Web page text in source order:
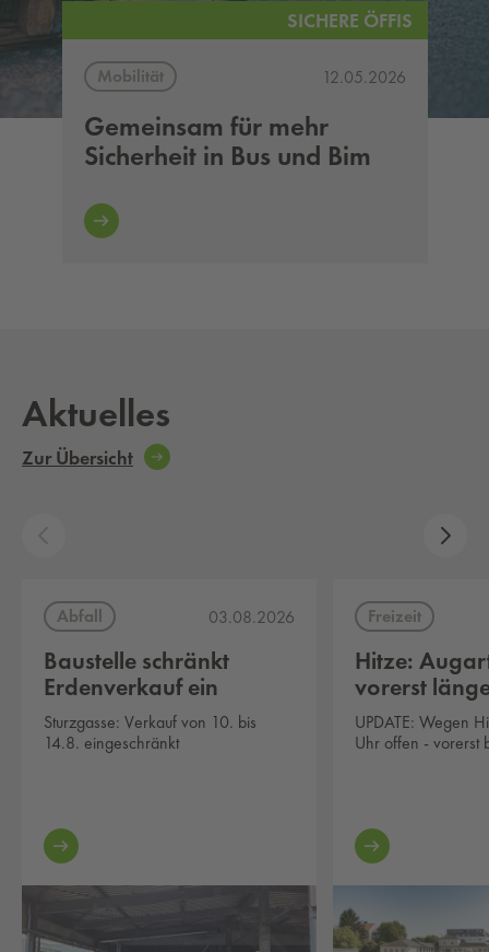
SICHERE ÖFFIS
Gemeinsam für mehr
Sicherheit in Bus und Bim
Mobilität 12.05.2026
Aktuelles
Zur Übersicht
Abfall 03.08.2026
Baustelle schränkt
Erdenverkauf ein
Sturzgasse: Verkauf von 10. bis
14.8. eingeschränkt
Freizeit
Hitze:
vorerst
UPDATE: Wegen
Uhr offen - vorerst